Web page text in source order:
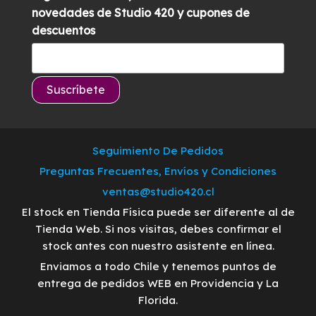
novedades de Studio 420 y cupones de
descuentos
Seguimiento De Pedidos
Preguntas Frecuentes, Envíos y Condiciones
ventas@studio420.cl
El stock en Tienda Física puede ser diferente al de
Tienda Web. Si nos visitas, debes confirmar el
stock antes con nuestro asistente en línea.
Enviamos a todo Chile y tenemos puntos de
entrega de pedidos WEB en Providencia y La
Florida.